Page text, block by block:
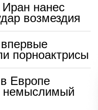
нанес
возмездия
порноактрисы
Европе
немыслимый